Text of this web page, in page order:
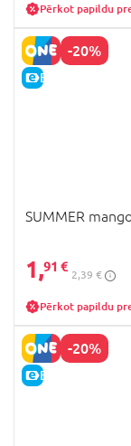
Pērkot papildu
-20%
E-CENA
SUMMER
1,91 €
2,39 €
Pērkot papildu
-20%
E-CENA